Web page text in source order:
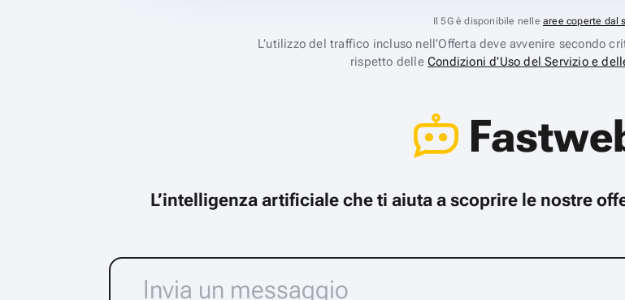
Il 5G è disponibile nelle aree coperte dal
L’utilizzo del traffico incluso nell’Offerta deve avvenire secondo
rispetto delleCondizioni d’Uso del Servizio e
L’intelligenza artificiale che ti aiuta a scoprire le nostre